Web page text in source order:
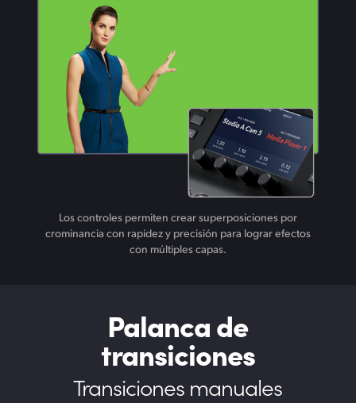
Los controles permiten crear superposiciones por
crominancia con rapidez y precisión para lograr efectos
con múltiples capas.
Palanca de
transiciones
Transiciones manuales